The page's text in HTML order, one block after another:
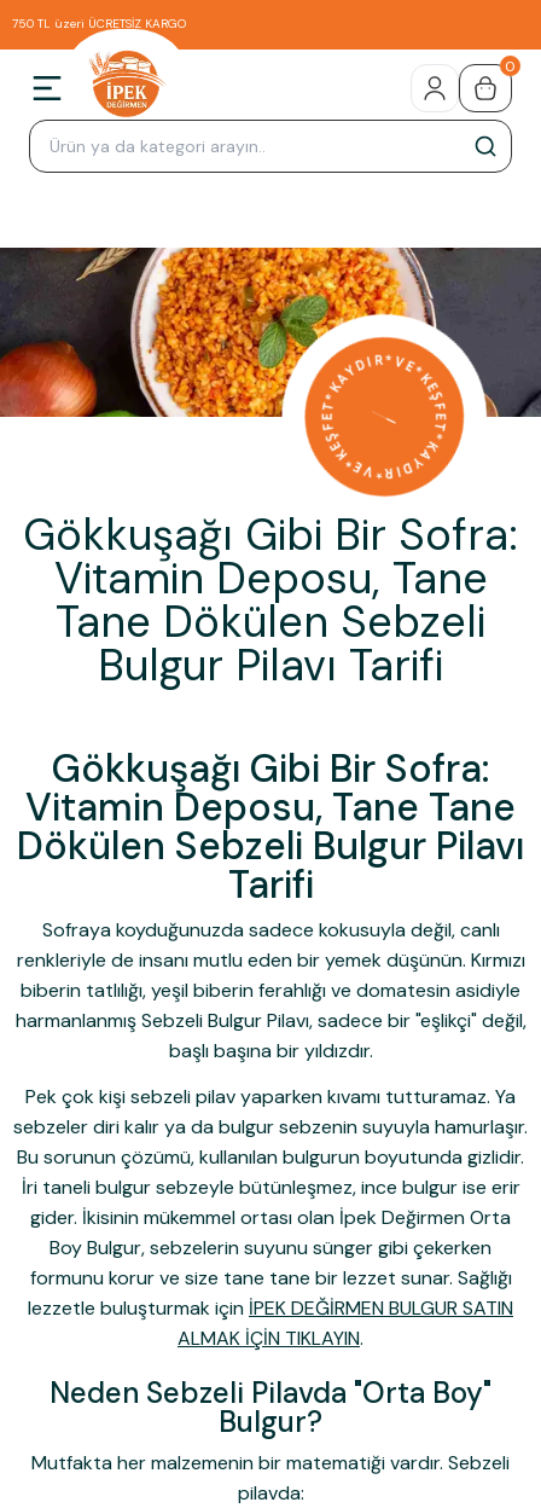
750 TL üzeri ÜCRETSİZ KARGO
0
Gökkuşağı Gibi Bir Sofra:
Vitamin Deposu, Tane
Tane Dökülen Sebzeli
Bulgur Pilavı Tarifi
Gökkuşağı Gibi Bir Sofra:
Vitamin Deposu, Tane Tane
Dökülen Sebzeli Bulgur Pilavı
Tarifi
Sofraya koyduğunuzda sadece kokusuyla değil, canlı
renkleriyle de insanı mutlu eden bir yemek düşünün. Kırmızı
biberin tatlılığı, yeşil biberin ferahlığı ve domatesin asidiyle
harmanlanmışSebzeli Bulgur Pilavı, sadece bir "eşlikçi" değil,
başlı başına bir yıldızdır.
Pek çok kişi sebzeli pilav yaparken kıvamı tutturamaz. Ya
sebzeler diri kalır ya da bulgur sebzenin suyuyla hamurlaşır.
Bu sorunun çözümü, kullanılan bulgurun boyutunda gizlidir.
İri taneli bulgur sebzeyle bütünleşmez, ince bulgur ise erir
gider. İkisinin mükemmel ortası olan İpek Değirmen Orta
Boy Bulgur, sebzelerin suyunu sünger gibi çekerken
formunu korur ve size tane tane bir lezzet sunar. Sağlığı
lezzetle buluşturmak için İPEK DEĞİRMEN BULGUR SATIN
ALMAK İÇİN TIKLAYIN.
Neden Sebzeli Pilavda "Orta Boy"
Bulgur?
Mutfakta her malzemenin bir matematiği vardır. Sebzeli
pilavda: